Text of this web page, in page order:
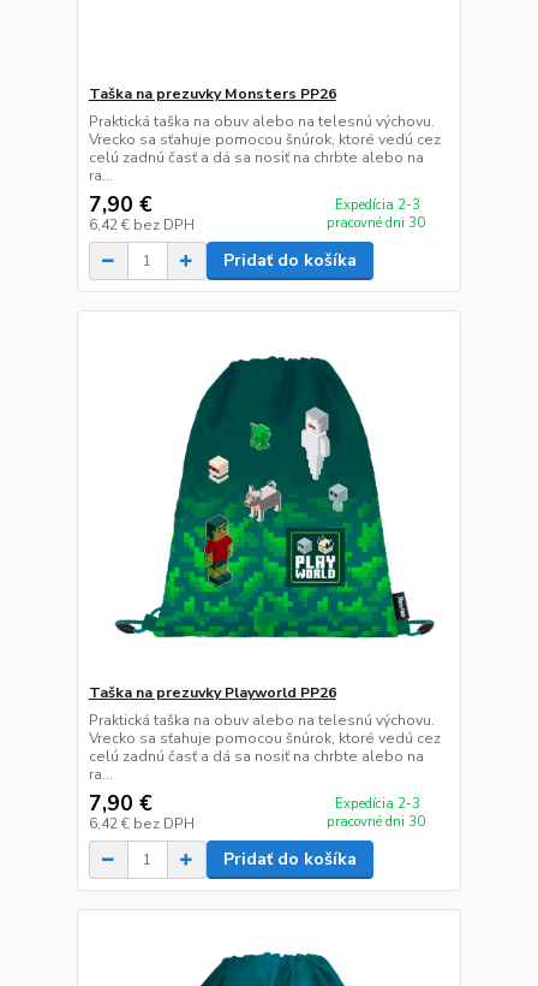
Taška na prezuvky Monsters PP26
Praktická taška na obuv alebo na telesnú výchovu.
Vrecko sa sťahuje pomocou šnúrok, ktoré vedú cez
celú zadnú časť a dá sa nosiť na chrbte alebo na
ra...
7,90 €
6,42 € bez DPH
Expedícia 2-3
pracovné dni 30
Pridať do košíka
Taška na prezuvky Playworld PP26
Praktická taška na obuv alebo na telesnú výchovu.
Vrecko sa sťahuje pomocou šnúrok, ktoré vedú cez
celú zadnú časť a dá sa nosiť na chrbte alebo na
ra...
7,90 €
6,42 € bez DPH
Expedícia 2-3
pracovné dni 30
Pridať do košíka